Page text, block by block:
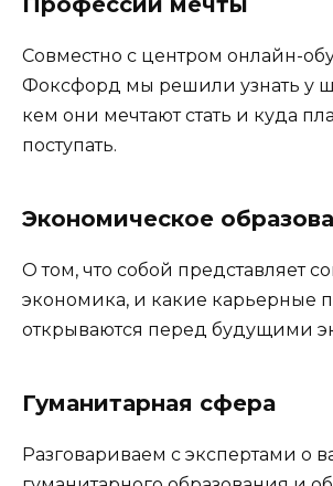
Совместно с центром онлайн-
Фоксфорд мы решили узнать у
кем они мечтают стать и куда
поступать.
Экономическое
О том, что собой представляет
экономика, и какие карьерные
открываются перед будущими
Гуманитарная сфера
Разговариваем с экспертами о